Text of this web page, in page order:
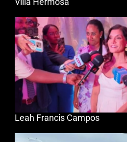
Leah Francis Campos